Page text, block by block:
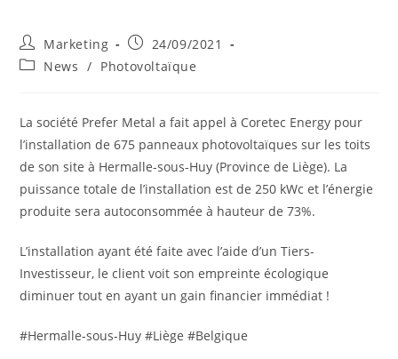
Post
author:
Marketing
Post
published:
24/09/2021
PostNews / Photovoltaïque
La société Prefer Metal a fait appel à Coretec Energy pour
l’installation de 675 panneaux photovoltaïques sur les toits
de son site à Hermalle-sous-Huy (Province de Liège). La
puissance totale de l’installation est de 250 kWc et l’énergie
produite sera autoconsommée à hauteur de 73%.
L’installation ayant été faite avec l’aide d’un Tiers-
Investisseur, le client voit son empreinte écologique
diminuer tout en ayant un gain financier immédiat !
#Hermalle-sous-Huy #Liège #Belgique